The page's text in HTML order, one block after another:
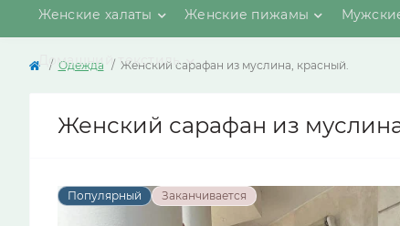
Женские халаты Женские пижамы
Домашний текстиль
Одежда Женский сарафан из муслина, красный.
Женский сарафан из
Популярный Заканчивается